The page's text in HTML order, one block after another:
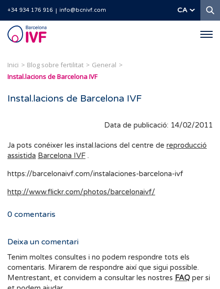
+34 934 176 916 info@bcnivf.com CA
Barcelona
IVF
Inici Blog sobre fertilitat
General
Instal.lacions de Barcelona IVF
Instal.lacions de Barcelona IVF
Data de publicació: 14/02/2011
Ja pots conéixer les instal.lacions del centre de reproducció
assistida Barcelona IVF .
https://barcelonaivf.com/instalaciones-barcelona-ivf
http://www.flickr.com/photos/barcelonaivf/
0 comentaris
Deixa un comentari
Tenim moltes consultes i no podem respondre tots els
comentaris. Mirarem de respondre així que sigui possible.
Mentrestant, et convidem a consultar les nostres FAQ per si